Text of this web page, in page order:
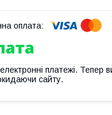
платежі. Тепер
сайту.